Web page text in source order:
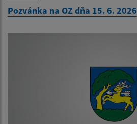
Pozvánka na OZ dňa 15. 6. 2026